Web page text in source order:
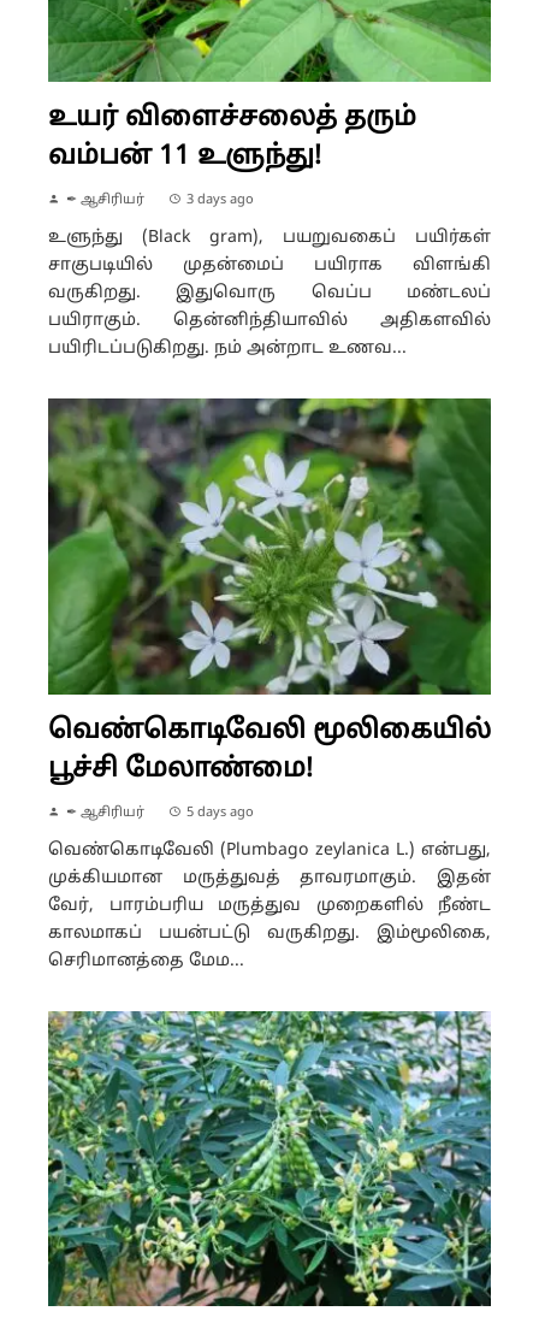
உயர் விளைச்சலைத் தரும்
வம்பன் 11 உளுந்து!
✒ ஆசிரியர் 3 days ago
உளுந்து (Black gram), பயறுவகைப் பயிர்கள்
சாகுபடியில் முதன்மைப் பயிராக விளங்கி
வருகிறது. இதுவொரு வெப்ப மண்டலப்
பயிராகும். தென்னிந்தியாவில் அதிகளவில்
பயிரிடப்படுகிறது. நம் அன்றாட உணவ...
வெண்கொடிவேலி மூலிகையில்
பூச்சி மேலாண்மை!
✒ ஆசிரியர் 5 days ago
வெண்கொடிவேலி (Plumbago zeylanica L.) என்பது,
முக்கியமான மருத்துவத் தாவரமாகும். இதன்
வேர், பாரம்பரிய மருத்துவ முறைகளில் நீண்ட
காலமாகப் பயன்பட்டு வருகிறது. இம்மூலிகை,
செரிமானத்தை மேம...